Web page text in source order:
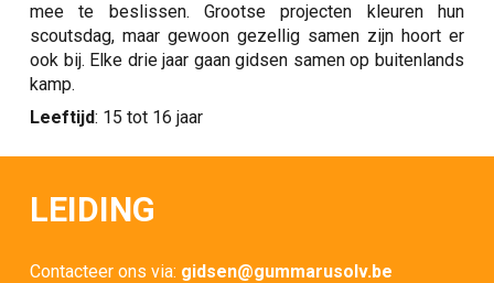
mee te beslissen. Grootse projecten kleuren hun
scoutsdag, maar gewoon gezellig samen zijn hoort er
ook bij. Elke drie jaar gaan gidsen samen op buitenlands
kamp.
Leeftijd: 15 tot 16 jaar
LEIDING
Contacteer ons via: gidsen@gummarusolv.be